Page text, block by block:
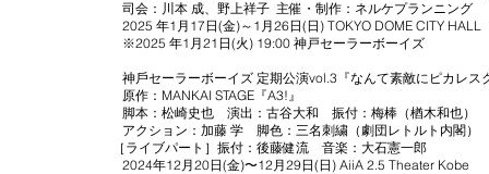
司会：川本 成、野上祥子 主催・制作：ネルケプランニング
2025 年1月17日(金)～1月26日(日) TOKYO DOME CITY HALL
※2025 年1月21日(火) 19:00 神戸セーラーボーイズ
神⼾セーラーボーイズ 定期公演vol.3『なんて素敵にピカレス
原作：MANKAI STAGE『A3!』
脚本：松崎史也 演出：古谷大和 振付：梅棒（楢木和也）
アクション：加藤 学 脚色：三名刺繍（劇団レトルト内閣）
［ライブパート］振付：後藤健流 音楽：大石憲一郎
2024年12月20日(金)〜12月29日(日) AiiA 2.5 Theater Kobe